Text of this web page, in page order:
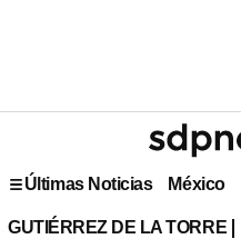
Últimas Noticias México
GUTIÉRREZ DE LA TORRE